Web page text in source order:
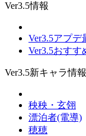
Ver3.5情報
Ver3.5アプデ
Ver3.5おすす
Ver3.5新キャラ情報
秧秧・玄翎
漂泊者(電導)
穂穂